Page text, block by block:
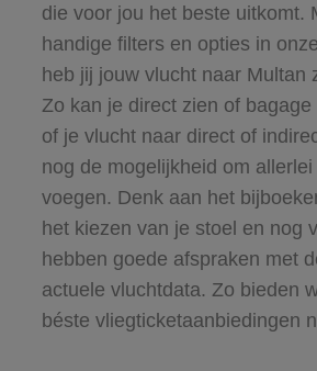
die voor jou het beste uitkomt.
handige filters en opties in
heb jij jouw vlucht naar Multan
Zo kan je direct zien of
of je vlucht naar direct of
nog de mogelijkheid om allerlei
voegen. Denk aan het
het kiezen van je stoel en nog
hebben goede afspraken met
actuele vluchtdata. Zo bieden
béste vliegticketaanbiedingen